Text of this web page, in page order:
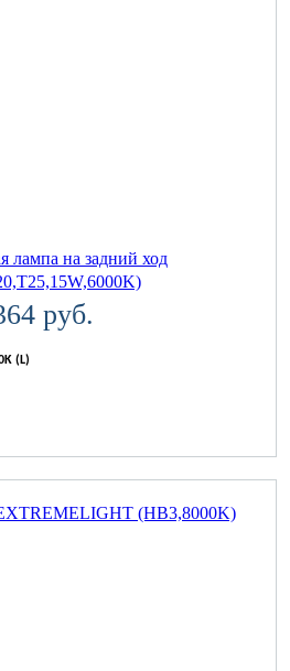
лампа на задний ход
руб.
(L)